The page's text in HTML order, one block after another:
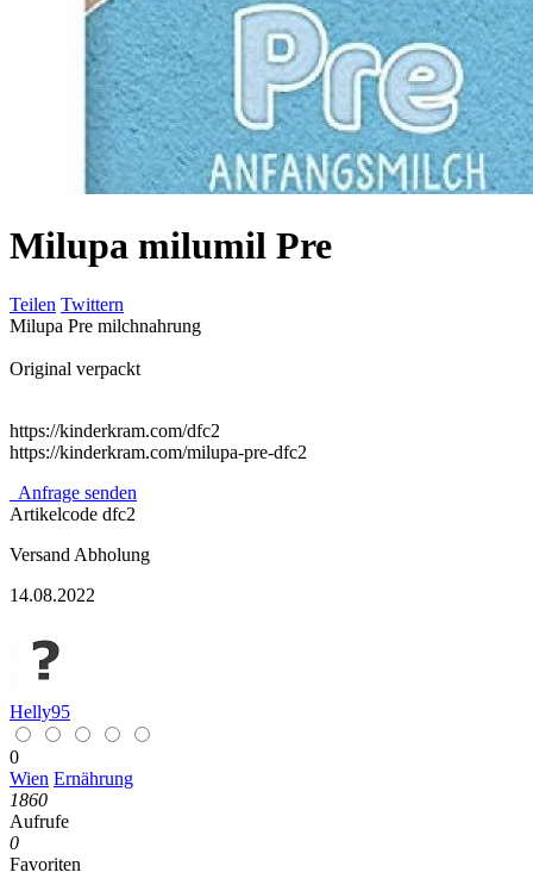
Milupa milumil Pre
Teilen Twittern
Milupa Pre milchnahrung
Original verpackt
https://kinderkram.com/dfc2
https://kinderkram.com/milupa-pre-dfc2
Anfrage senden
Artikelcode dfc2
Versand Abholung
14.08.2022
Helly95
0
Wien Ernährung
1860
Aufrufe
0
Favoriten